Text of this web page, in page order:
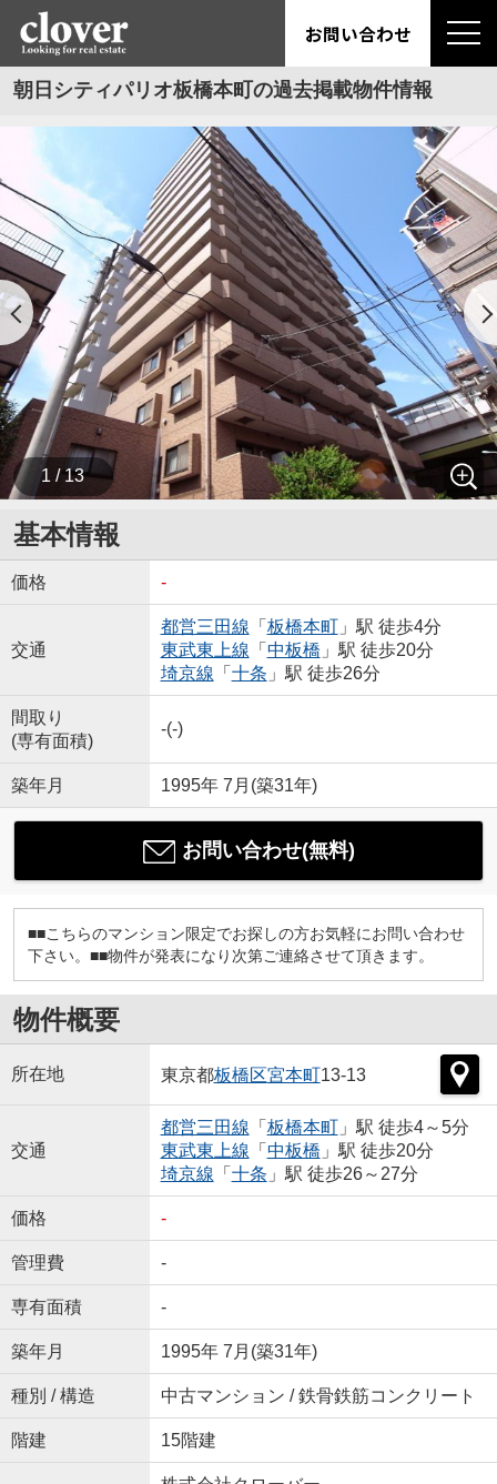
お問い合わせ
朝日シティパリオ板橋本町の過去掲載物件情報
1 / 13
基本情報
価格 -
交通
都営三田線 「 板橋本町」駅 徒歩4分
東武東上線 「 中板橋 」駅 徒歩20分
埼京線 「 十条 」駅 徒歩26分
間取り
(専有面積)
-(-)
築年月 1995年 7月(築31年)
お問い合わせ(無料)
■■こちらのマンション限定でお探しの方お気軽にお問い合わせ
下さい。■■物件が発表になり次第ご連絡させて頂きます。
物件概要
所在地 東京都板橋区宮本町13-13
交通
都営三田線 「 板橋本町」駅 徒歩4～5分
東武東上線 「 中板橋 」駅 徒歩20分
埼京線 「 十条 」駅 徒歩26～27分
価格 -
管理費 -
専有面積 -
築年月 1995年 7月(築31年)
種別 / 構造 中古マンション / 鉄骨鉄筋コンクリート
階建 15階建